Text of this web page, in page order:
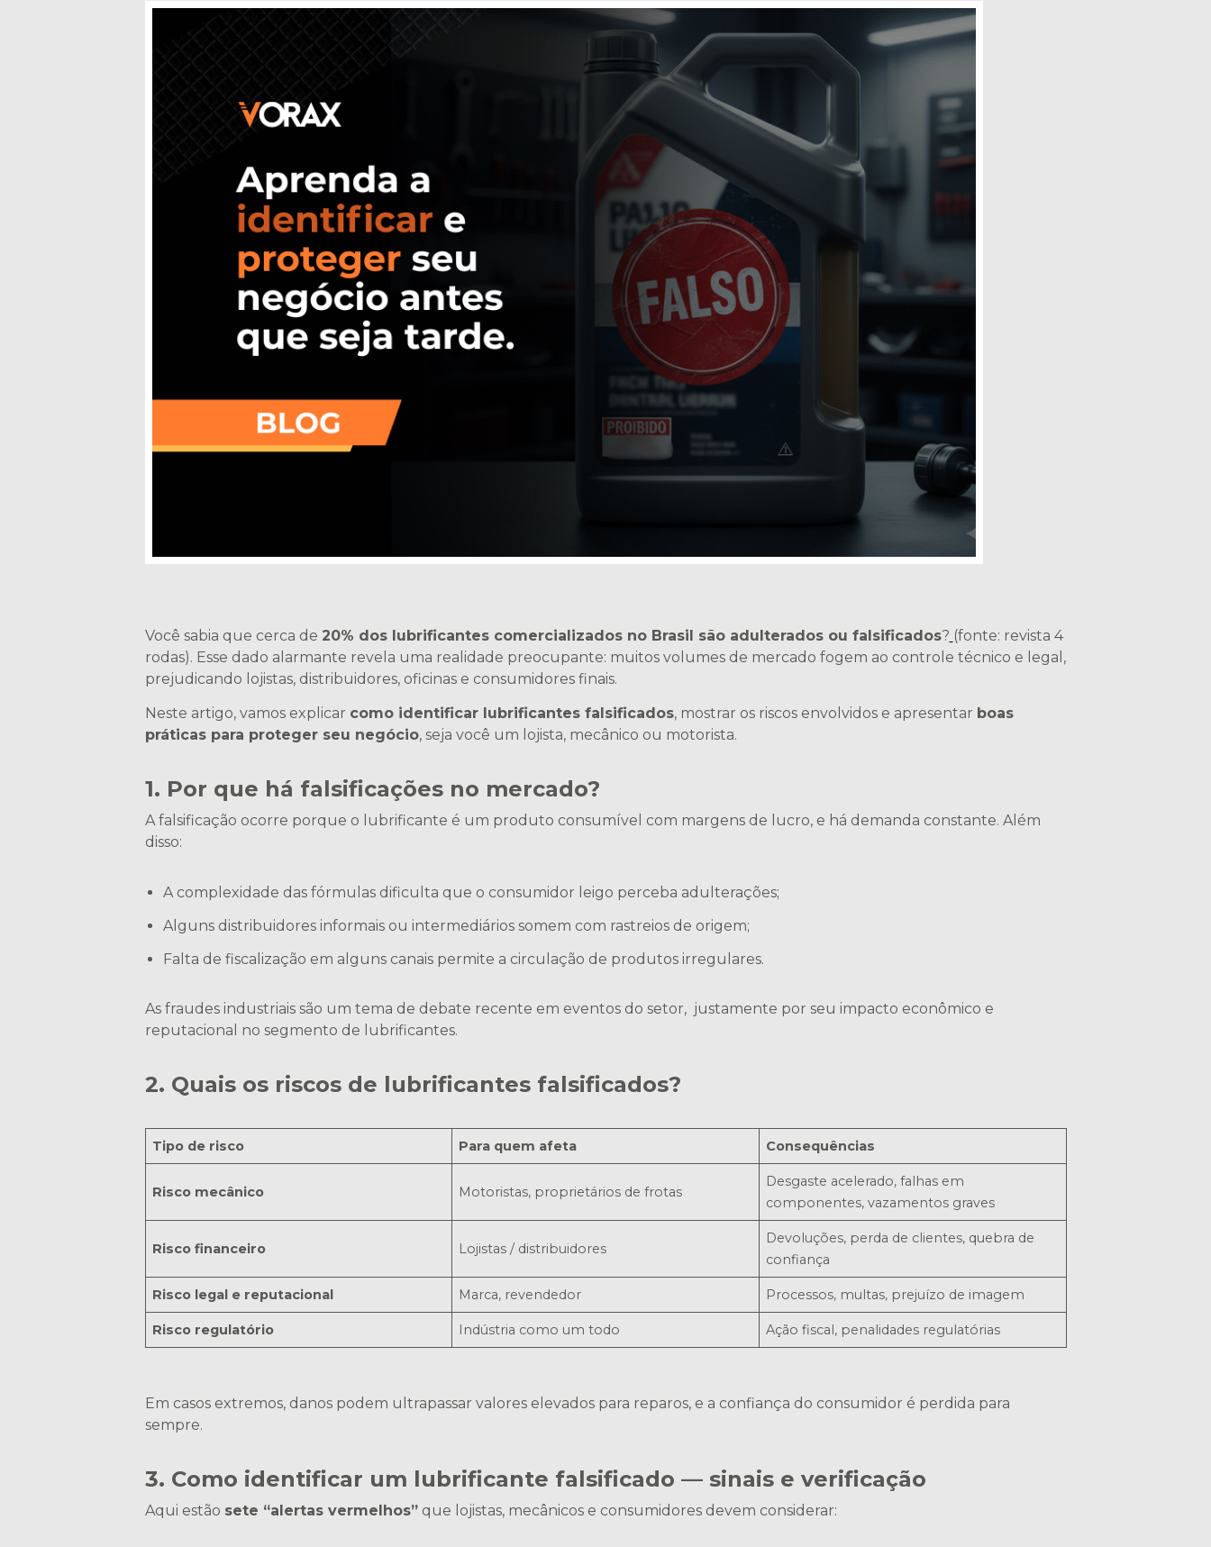
Você sabia que cerca de 20% dos lubrificantes comercializados no Brasil são adulterados ou falsificados? (fonte: revista 4
rodas). Esse dado alarmante revela uma realidade preocupante: muitos volumes de mercado fogem ao controle técnico e legal,
prejudicando lojistas, distribuidores, oficinas e consumidores finais.
Neste artigo, vamos explicar como identificar lubrificantes falsificados, mostrar os riscos envolvidos e apresentar boas
práticas para proteger seu negócio, seja você um lojista, mecânico ou motorista.
1. Por que há falsificações no mercado?
A falsificação ocorre porque o lubrificante é um produto consumível com margens de lucro, e há demanda constante. Além
disso:
A complexidade das fórmulas dificulta que o consumidor leigo perceba adulterações;
Alguns distribuidores informais ou intermediários somem com rastreios de origem;
Falta de fiscalização em alguns canais permite a circulação de produtos irregulares.
As fraudes industriais são um tema de debate recente em eventos do setor, justamente por seu impacto econômico e
reputacional no segmento de lubrificantes.
2. Quais os riscos de lubrificantes falsificados?
Tipo de risco Para quem afeta Consequências
Risco mecânico Motoristas, proprietários de frotas
Desgaste acelerado, falhas em
componentes, vazamentos graves
Risco financeiro Lojistas / distribuidores
Devoluções, perda de clientes, quebra de
confiança
Risco legal e reputacional Marca, revendedor Processos, multas, prejuízo de imagem
Risco regulatório Indústria como um todo Ação fiscal, penalidades regulatórias
Em casos extremos, danos podem ultrapassar valores elevados para reparos, e a confiança do consumidor é perdida para
sempre.
3. Como identificar um lubrificante falsificado — sinais e verificação
Aqui estão sete “alertas vermelhos”que lojistas, mecânicos e consumidores devem considerar: